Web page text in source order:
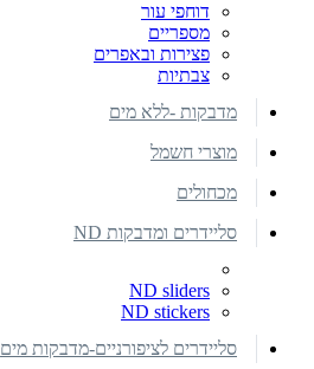
דוחפי עור
מספריים
פצירות ובאפרים
צבתיות
מדבקות -ללא מים
מוצרי חשמל
מכחולים
סליידרים ומדבקות ND
ND sliders
ND stickers
סליידרים לציפורניים-מדבקות מים